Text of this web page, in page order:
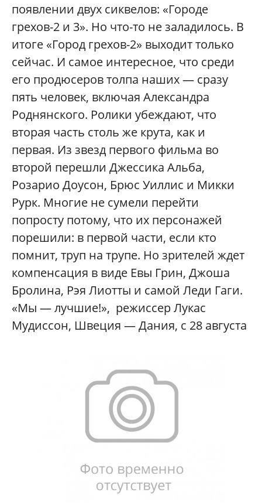
появлении двух сиквелов: «Городе
грехов-2 и 3». Но что-то не заладилось. В
итоге «Город грехов-2» выходит только
сейчас. И самое интересное, что среди
его продюсеров толпа наших — сразу
пять человек, включая Александра
Роднянского. Ролики убеждают, что
вторая часть столь же крута, как и
первая. Из звезд первого фильма во
второй перешли Джессика Альба,
Розарио Доусон, Брюс Уиллис и Микки
Рурк. Многие не сумели перейти
попросту потому, что их персонажей
порешили: в первой части, если кто
помнит, труп на трупе. Но зрителей ждет
компенсация в виде Евы Грин, Джоша
Бролина, Рэя Лиотты и самой Леди Гаги.
«Мы — лучшие!», режиссер Лукас
Мудиссон, Швеция — Дания, с 28 августа